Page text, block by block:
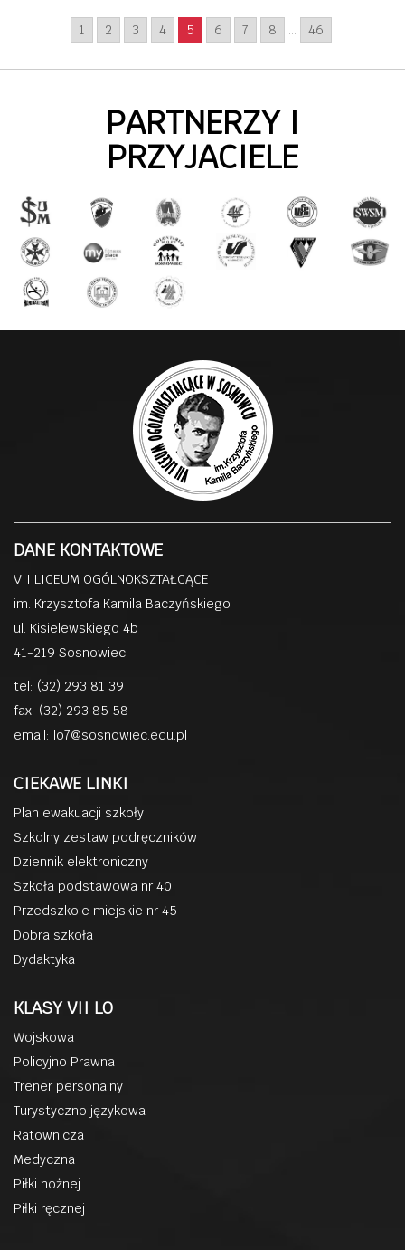
1 2 3 4 5 6 7 8 ... 46
PARTNERZY I
PRZYJACIELE
DANE KONTAKTOWE
VII LICEUM OGÓLNOKSZTAŁCĄCE
im. Krzysztofa Kamila Baczyńskiego
ul. Kisielewskiego 4b
41-219 Sosnowiec
tel: (32) 293 81 39
fax: (32) 293 85 58
email: lo7@sosnowiec.edu.pl
CIEKAWE LINKI
Plan ewakuacji szkoły
Szkolny zestaw podręczników
Dziennik elektroniczny
Szkoła podstawowa nr 40
Przedszkole miejskie nr 45
Dobra szkoła
Dydaktyka
KLASY VII LO
Wojskowa
Policyjno Prawna
Trener personalny
Turystyczno językowa
Ratownicza
Medyczna
Piłki nożnej
Piłki ręcznej